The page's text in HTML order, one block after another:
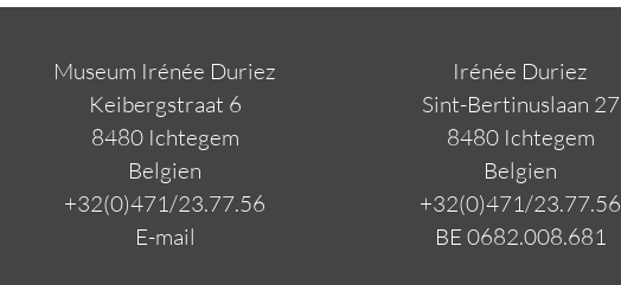
Museum Irénée Duriez
Keibergstraat 6
8480 Ichtegem
Belgien
+32(0)471/23.77.56
E-mail
Irénée Duriez
Sint-Bertinuslaan 27
8480 Ichtegem
Belgien
+32(0)471/23.77.56
BE 0682.008.681